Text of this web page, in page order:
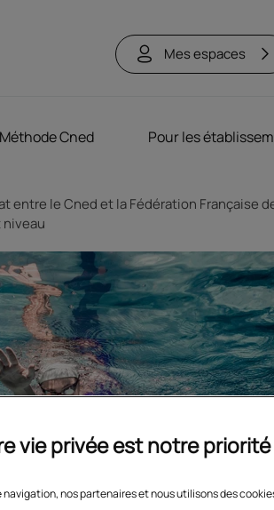
Mes espaces
Cned Pour les
entre le Cned et la Fédération Française
niveau
vie privée est notre priorité
nos partenaires et nous utilisons des